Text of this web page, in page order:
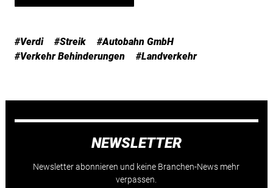
#Verdi #Streik
#Autobahn GmbH
#Verkehr Behinderungen
#Landverkehr
NEWSLETTER
Newsletter abonnieren und keine Branchen-News mehr
verpassen.